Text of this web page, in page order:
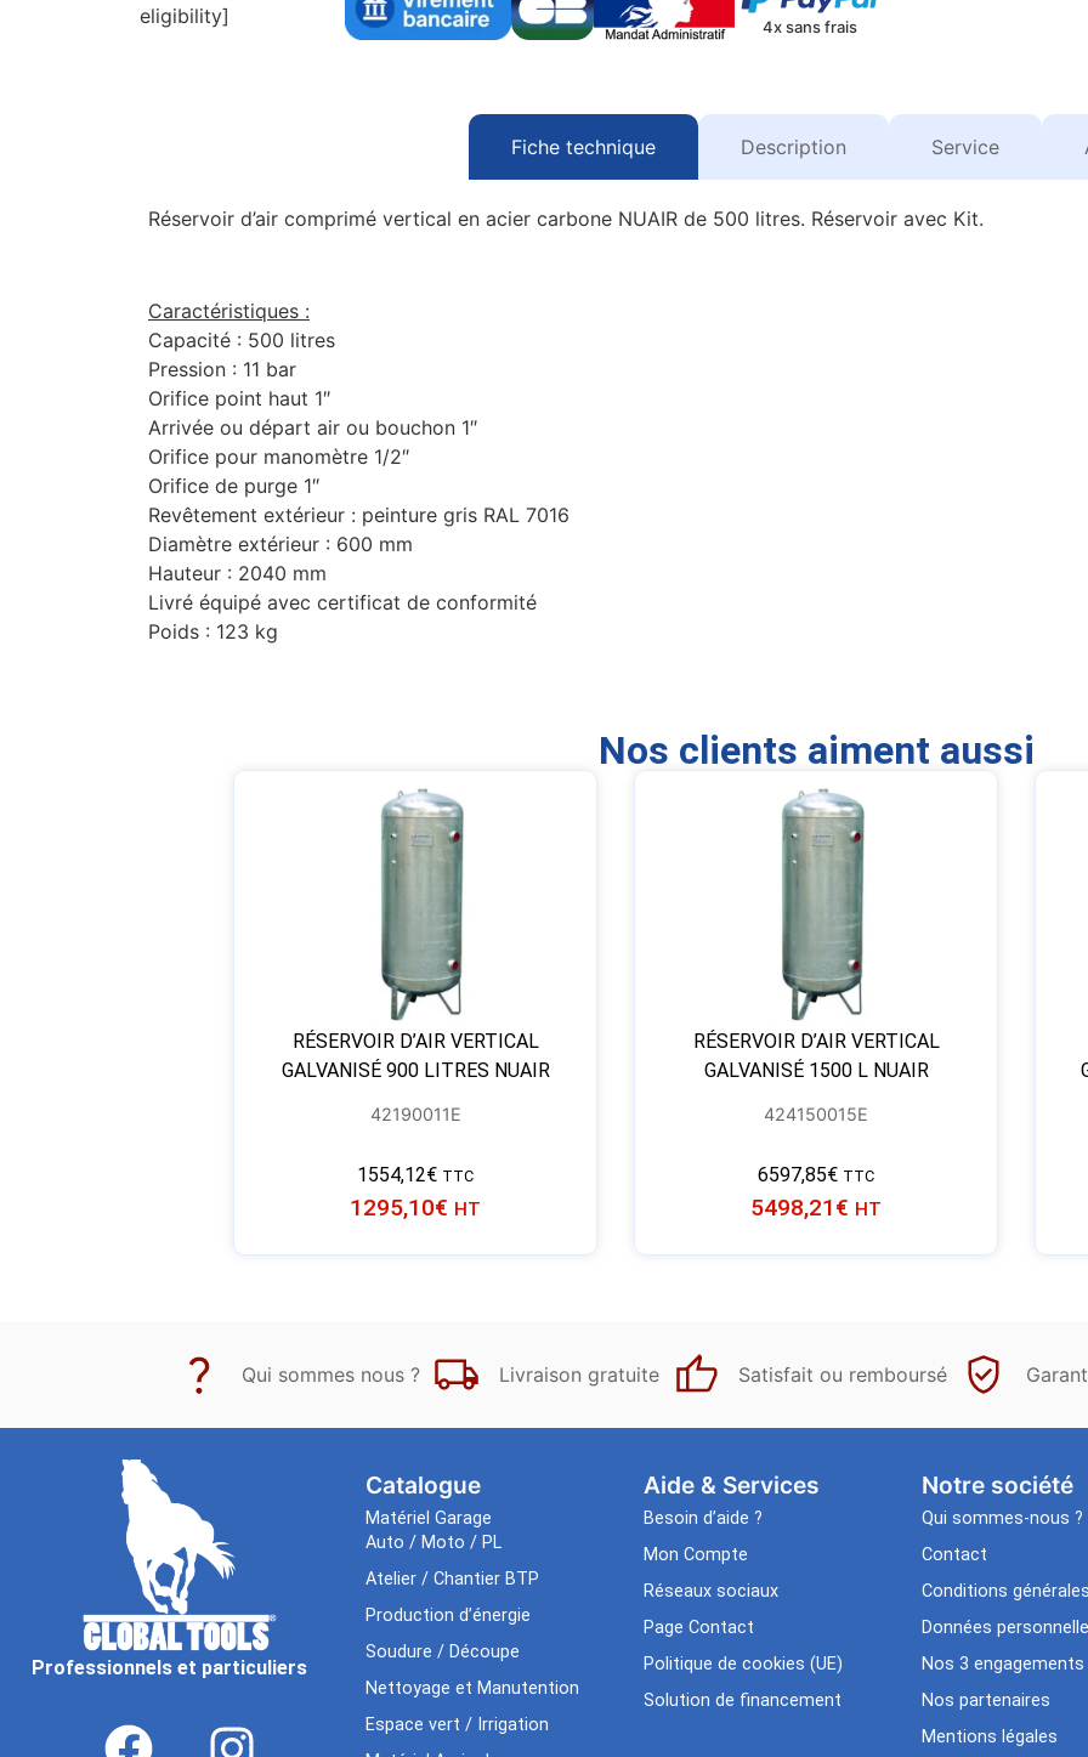
eligibility]
4x sans frais
Fiche technique Description Service
Réservoir d’air comprimé vertical en acier carbone NUAIR de 500 litres. Réservoir avec Kit.
Caractéristiques :
Capacité : 500 litres
Pression : 11 bar
Orifice point haut 1″
Arrivée ou départ air ou bouchon 1″
Orifice pour manomètre 1/2″
Orifice de purge 1″
Revêtement extérieur : peinture gris RAL 7016
Diamètre extérieur : 600 mm
Hauteur : 2040 mm
Livré équipé avec certificat de conformité
Poids : 123 kg
Nos clients aiment aussi
RÉSERVOIR D’AIR VERTICAL
GALVANISÉ 900 LITRES NUAIR
42190011E
1554,12€ TTC
1295,10€ HT
RÉSERVOIR D’AIR VERTICAL
GALVANISÉ 1500 L NUAIR
424150015E
6597,85€ TTC
5498,21€ HT
Qui sommes nous ? Livraison gratuite Satisfait ou remboursé
Professionnels et particuliers
Catalogue
Matériel Garage
Auto / Moto / PL
Atelier / Chantier BTP
Production d’énergie
Soudure / Découpe
Nettoyage et Manutention
Espace vert / Irrigation
Aide & Services​
Besoin d’aide ?
Mon Compte
Réseaux sociaux
Page Contact
Politique de cookies (UE)
Solution de financement
Notre société
Qui sommes-nous ?
Contact
Conditions
Données
Nos 3 engagements
Nos partenaires
Mentions légales